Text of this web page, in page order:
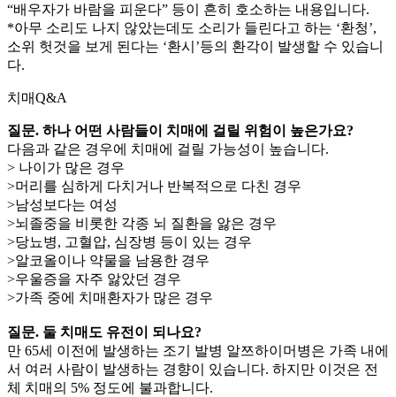
“배우자가 바람을 피운다” 등이 흔히 호소하는 내용입니다.
*아무 소리도 나지 않았는데도 소리가 들린다고 하는 ‘환청’,
소위 헛것을 보게 된다는 ‘환시’등의 환각이 발생할 수 있습니
다.
치매Q&A
질문. 하나 어떤 사람들이 치매에 걸릴 위험이 높은가요?
다음과 같은 경우에 치매에 걸릴 가능성이 높습니다.
> 나이가 많은 경우
>머리를 심하게 다치거나 반복적으로 다친 경우
>남성보다는 여성
>뇌졸중을 비롯한 각종 뇌 질환을 앓은 경우
>당뇨병, 고혈압, 심장병 등이 있는 경우
>알코올이나 약물을 남용한 경우
>우울증을 자주 앓았던 경우
>가족 중에 치매환자가 많은 경우
질문. 둘 치매도 유전이 되나요?
만 65세 이전에 발생하는 조기 발병 알쯔하이머병은 가족 내에
서 여러 사람이 발생하는 경향이 있습니다. 하지만 이것은 전
체 치매의 5% 정도에 불과합니다.